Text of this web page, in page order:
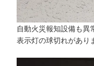
自動火災報知設備も異
表示灯の球切れがあり